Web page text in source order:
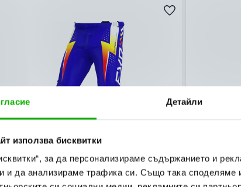
Детайли
използва бисквитки
за да персонализираме съдържанието и
и да анализираме трафика си. Също така споделяме
-5%
MX26
-5%